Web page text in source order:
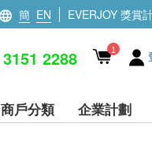
簡 EN EVERJOY 獎賞
3151 2288 1
商戶分類 企業計劃